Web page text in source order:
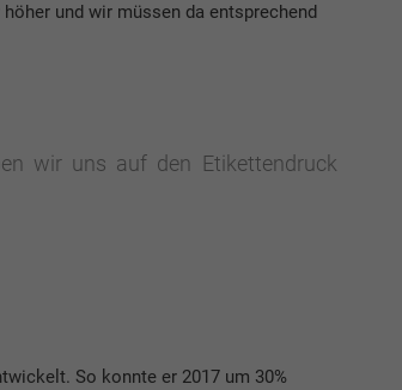
und wir müssen da entsprechend
wir uns auf den Etikettendruck
So konnte er 2017 um 30%